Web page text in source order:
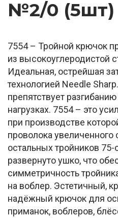
№2/0 (5шт)
7554 – Тройной крючок
из высокоуглеродистой
Идеальная, острейшая
технологией Needle
препятствует
нагрузках. 7554 – это
при производстве
проволока увеличенного
остальных тройников
развернуто ушко, что
симметричность
на воблер. Эстетичный,
надёжный крючок для
приманок, воблеров,